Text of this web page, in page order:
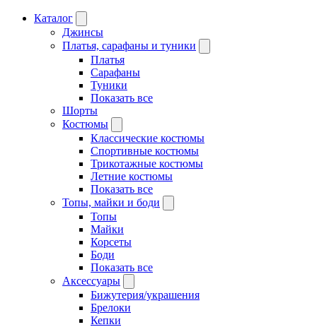
Каталог
Джинсы
Платья, сарафаны и туники
Платья
Сарафаны
Туники
Показать все
Шорты
Костюмы
Классические костюмы
Спортивные костюмы
Трикотажные костюмы
Летние костюмы
Показать все
Топы, майки и боди
Топы
Майки
Корсеты
Боди
Показать все
Аксессуары
Бижутерия/украшения
Брелоки
Кепки